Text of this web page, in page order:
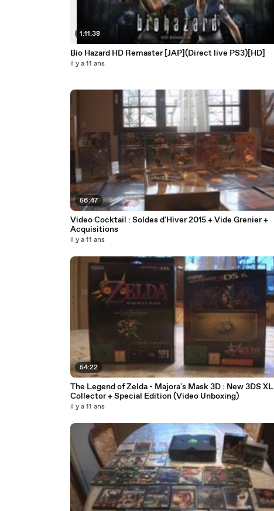
1:11:38
Bio Hazard HD Remaster [JAP](Direct live PS3)[HD]
il y a 11 ans
56:47
Video Cocktail : Soldes d'Hiver 2015 + Vide Grenier +
Acquisitions
il y a 11 ans
54:22
The Legend of Zelda - Majora's Mask 3D : New 3DS XL
Collector + Special Edition (Video Unboxing)
il y a 11 ans